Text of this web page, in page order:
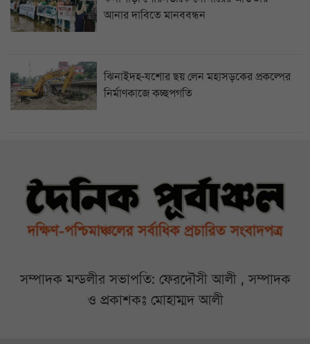
আনার দাবিতে মানববন্ধন
ঝিনাইদহ-যশোর ছয় লেন মহাসড়কের প্রকল্পের
নির্মাণকাজে কচ্ছপগতি
সম্পাদক মন্ডলীর সভাপতি: ফেরদৌসী আলী , সম্পাদক
ও প্রকাশকঃ মোহাম্মদ আলী